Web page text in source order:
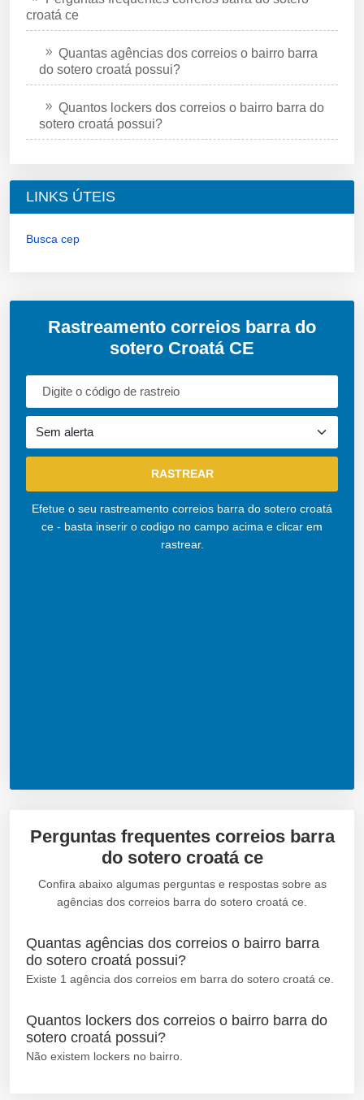
croatá ce
Quantas agências dos correios o bairro barra
do sotero croatá possui?
Quantos lockers dos correios o bairro barra do
sotero croatá possui?
LINKS ÚTEIS
Busca cep
Rastreamento correios barra do
sotero Croatá CE
Efetue o seu rastreamento correios barra do sotero croatá
ce - basta inserir o codigo no campo acima e clicar em
rastrear.
Perguntas frequentes correios barra
do sotero croatá ce
Confira abaixo algumas perguntas e respostas sobre as
agências dos correios barra do sotero croatá ce.
Quantas agências dos correios o bairro barra
do sotero croatá possui?
Existe 1 agência dos correios em barra do sotero croatá ce.
Quantos lockers dos correios o bairro barra do
sotero croatá possui?
Não existem lockers no bairro.